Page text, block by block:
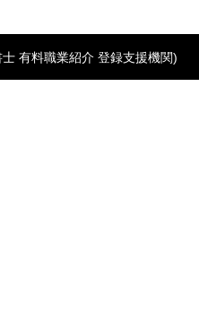
有料職業紹介 登録支援機関)